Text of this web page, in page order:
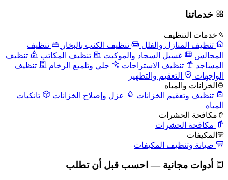
خدماتنا
خدمات التنظيف
تنظيف المنازل والفلل
تنظيف الكنب بالبخار
تنظيف
المجالس
غسيل السجاد والموكيت تنظيف المكاتب
تنظيف
المساجد
تنظيف الاستراحات جلي وتلميع الرخام
تنظيف
الواجهات
التعقيم والتطهير
الخزانات والمياه
تنظيف وتعقيم الخزانات
عزل وإصلاح الخزانات
تانكيات
المياه
مكافحة الحشرات
مكافحة الحشرات
المكيفات
صيانة وتنظيف المكيفات
أدوات مجانية — احسب قبل أن تطلب